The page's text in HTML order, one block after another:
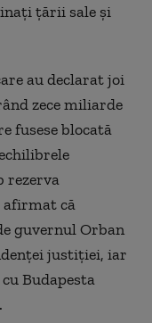
ţării sale şi
au declarat joi
zece miliarde
fusese blocată
rezerva
afirmat că
guvernul Orban
justiţiei, iar
Budapesta